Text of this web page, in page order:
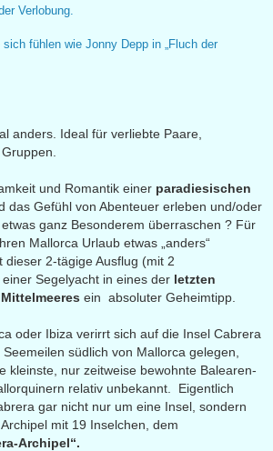
Verlobung.
fühlen wie Jonny Depp in „Fluch der
anders. Ideal für verliebte Paare,
und Romantik einer paradiesischen
das Gefühl von Abenteuer erleben und/oder
ganz Besonderem überraschen ? Für
Mallorca Urlaub etwas „anders“
dieser 2-tägige Ausflug (mit 2
Segelyacht in eines der letzten
ein absoluter Geheimtipp.
oder Ibiza verirrt sich auf die Insel Cabrera
Seemeilen südlich von Mallorca gelegen,
kleinste, nur zeitweise bewohnte Balearen-
relativ unbekannt. Eigentlich
gar nicht nur um eine Insel, sondern
mit 19 Inselchen, dem
Archipel“.